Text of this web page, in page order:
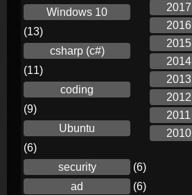
2017
2016
2015
2014
2013
2012
2011
2010
Windows 10
(13)
csharp (c#)
(11)
coding
(9)
Ubuntu
(6)
security
(6)
ad
(6)